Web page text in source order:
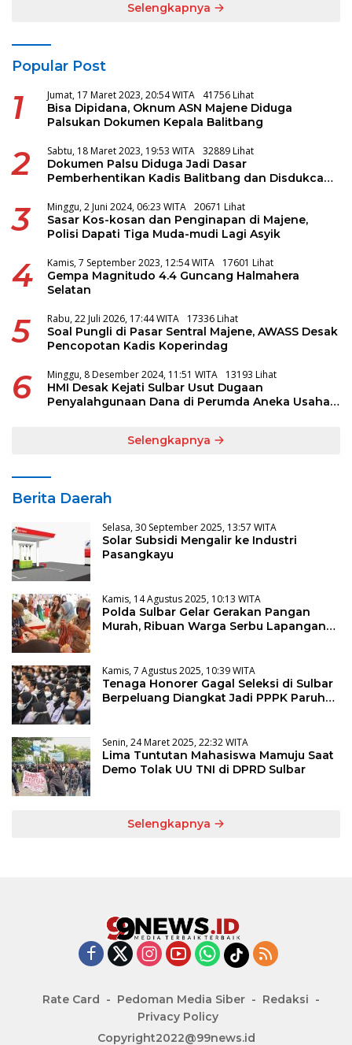
Selengkapnya
Popular Post
1 Jumat, 17 Maret 2023, 20:54 WITA 41756 Lihat
Bisa Dipidana, Oknum ASN Majene Diduga
Palsukan Dokumen Kepala Balitbang
2 Sabtu, 18 Maret 2023, 19:53 WITA 32889 Lihat
Dokumen Palsu Diduga Jadi Dasar
Pemberhentikan Kadis Balitbang dan Disdukcapil
3 Minggu, 2 Juni 2024, 06:23 WITA 20671 Lihat
Sasar Kos-kosan dan Penginapan di Majene,
Polisi Dapati Tiga Muda-mudi Lagi Asyik
4 Kamis, 7 September 2023, 12:54 WITA 17601 Lihat
Gempa Magnitudo 4.4 Guncang Halmahera
Selatan
5 Rabu, 22 Juli 2026, 17:44 WITA 17336 Lihat
Soal Pungli di Pasar Sentral Majene, AWASS Desak
Pencopotan Kadis Koperindag
6 Minggu, 8 Desember 2024, 11:51 WITA 13193 Lihat
HMI Desak Kejati Sulbar Usut Dugaan
Penyalahgunaan Dana di Perumda Aneka Usaha
Selengkapnya
Berita Daerah
Selasa, 30 September 2025, 13:57 WITA
Solar Subsidi Mengalir ke Industri
Pasangkayu
Kamis, 14 Agustus 2025, 10:13 WITA
Polda Sulbar Gelar Gerakan Pangan
Murah, Ribuan Warga Serbu Lapangan
Kamis, 7 Agustus 2025, 10:39 WITA
Tenaga Honorer Gagal Seleksi di Sulbar
Berpeluang Diangkat Jadi PPPK Paruh
Senin, 24 Maret 2025, 22:32 WITA
Lima Tuntutan Mahasiswa Mamuju Saat
Demo Tolak UU TNI di DPRD Sulbar
Selengkapnya
Rate Card Pedoman Media Siber
Redaksi
Privacy Policy
Copyright2022@99news.id